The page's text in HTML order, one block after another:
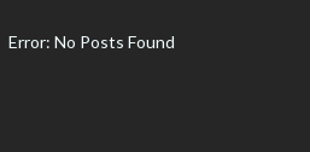
Error: No Posts Found